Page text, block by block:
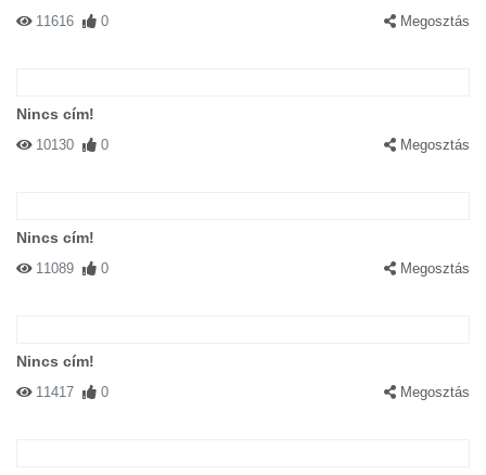
11616 0 Megosztás
Nincs cím!
10130 0 Megosztás
Nincs cím!
11089 0 Megosztás
Nincs cím!
11417 0 Megosztás